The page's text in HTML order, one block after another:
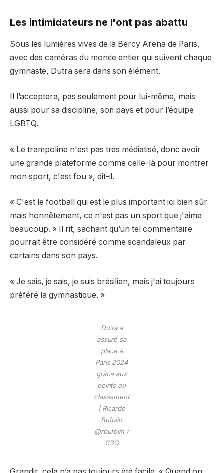
Les intimidateurs ne l'ont pas abattu
Sous les lumières vives de la Bercy Arena de Paris,
avec des caméras du monde entier qui suivent chaque
gymnaste, Dutra sera dans son élément.
Il l’acceptera, pas seulement pour lui-même, mais
aussi pour sa discipline, son pays et pour l’équipe
LGBTQ.
« Le trampoline n'est pas très médiatisé, donc avoir
une grande plateforme comme celle-là pour montrer
mon sport, c'est fou », dit-il.
« C'est le football qui est le plus important ici bien sûr
mais honnêtement, ce n'est pas un sport que j'aime
beaucoup. » Il rit, sachant qu’un tel commentaire
pourrait être considéré comme scandaleux par
certains dans son pays.
« Je sais, je sais, je suis brésilien, mais j'ai toujours
préféré la gymnastique. »
Dutra a
assuré sa
place à
Paris 2024
grâce aux
points du
classement
| Ricardo
Bufolin
@rbufolin /
CBG